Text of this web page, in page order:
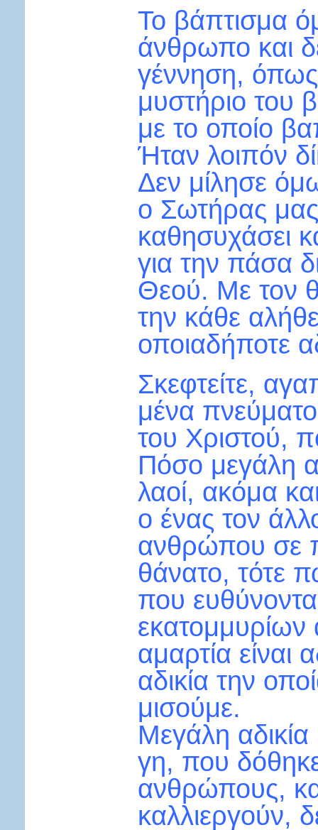
Το βάπτισμα
άνθρωπο και
γέννηση, όπως
μυστήριο του
με το οποίο
Ήταν λοιπόν
Δεν μίλησε
ο Σωτήρας
καθησυχάσει
για την πάσα
Θεού. Με τον
την κάθε
οποιαδήποτε
Σκεφτείτε,
μένα
του Χριστού,
Πόσο μεγάλη
λαοί, ακόμα
ο ένας τον
ανθρώπου σε
θάνατο, τότε
που
αμαρτία είναι
αδικία την
μισούμε.
Μεγάλη
γη, που
ανθρώπους,
καλλιεργούν,